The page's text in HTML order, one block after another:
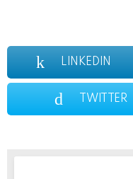
LINKEDIN
TWITTER